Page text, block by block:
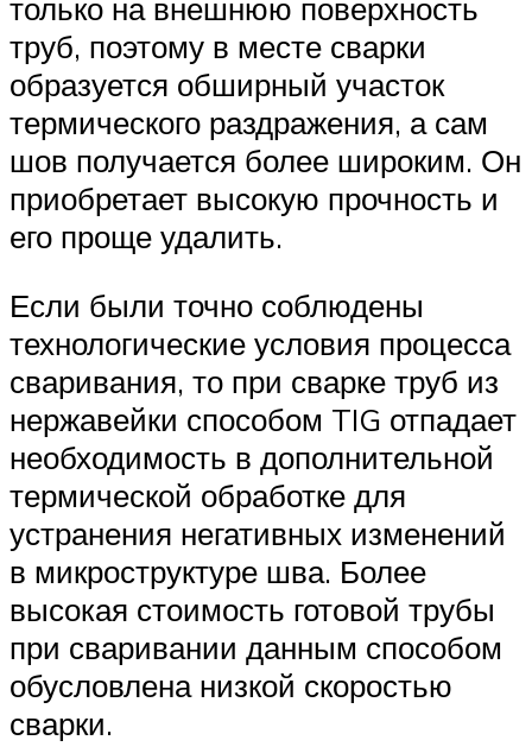
только на внешнюю поверхность
труб, поэтому в месте сварки
образуется обширный участок
термического раздражения, а сам
шов получается более широким. Он
приобретает высокую прочность и
его проще удалить.
Если были точно соблюдены
технологические условия процесса
сваривания, то при сварке труб из
нержавейки способом TIG отпадает
необходимость в дополнительной
термической обработке для
устранения негативных изменений
в микроструктуре шва. Более
высокая стоимость готовой трубы
при сваривании данным способом
обусловлена низкой скоростью
сварки.